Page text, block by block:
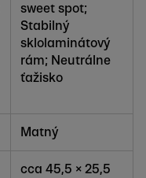
sweet spot;
Stabilný
sklolaminátový
rám; Neutrálne
ťažisko
Matný
cca 45,5 × 25,5